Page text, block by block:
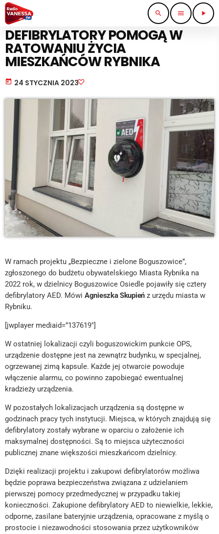
search menu play_arrow
WIADOMOŚCI
DEFIBRYLATORY POMOGĄ W
RATOWANIU ŻYCIA
MIESZKAŃCÓW RYBNIKA
today 24 STYCZNIA 2023
W ramach projektu „Bezpieczne i zielone Boguszowice”,
zgłoszonego do budżetu obywatelskiego Miasta Rybnika na
2022 rok, w dzielnicy Boguszowice Osiedle pojawiły się cztery
defibrylatory AED. Mówi Agnieszka Skupieńz urzędu miasta w
Rybniku.
[jwplayer mediaid=”137619″]
W ostatniej lokalizacji czyli boguszowickim punkcie OPS,
urządzenie dostępne jest na zewnątrz budynku, w specjalnej,
ogrzewanej zimą kapsule. Każde jej otwarcie powoduje
włączenie alarmu, co powinno zapobiegać ewentualnej
kradzieży urządzenia.
W pozostałych lokalizacjach urządzenia są dostępne w
godzinach pracy tych instytucji. Miejsca, w których znajdują się
defibrylatory zostały wybrane w oparciu o założenie ich
maksymalnej dostępności. Są to miejsca użyteczności
publicznej znane większości mieszkańcom dzielnicy.
Dzięki realizacji projektu i zakupowi defibrylatorów możliwa
będzie poprawa bezpieczeństwa związana z udzielaniem
pierwszej pomocy przedmedycznej w przypadku takiej
konieczności. Zakupione defibrylatory AED to niewielkie, lekkie,
odporne, zasilane bateryjnie urządzenia, opracowane z myślą o
prostocie i niezawodności stosowania przez użytkowników